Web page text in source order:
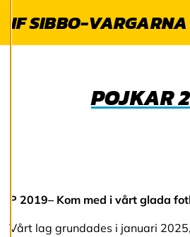
när som helst. Läs
c
o
o
k
IF SIBBO-VARGARNA
POJKAR
P 2019– Kom med i vårt glada
Vårt lag grundades i januari